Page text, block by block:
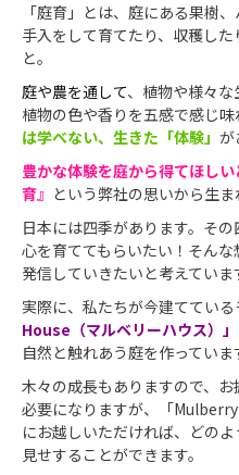
「庭育」とは、庭にある果樹
手入をして育てたり、収穫し
と。
庭や農を通して、植物や様々な
植物の色や香りを五感で感じ味
は学べない、生きた「体験」 が
豊かな体験を庭から得てほしい
育』 という弊社の思いから生ま
日本には四季があります。そ
心を育ててもらいたい！そん
発信していきたいと考えていま
実際に、私たちが今建ててい
House（マルベリーハウス）」
自然と触れあう庭を作っていま
木々の成長もありますので、
必要になりますが、「
にお越しいただければ、どの
見せすることができます。